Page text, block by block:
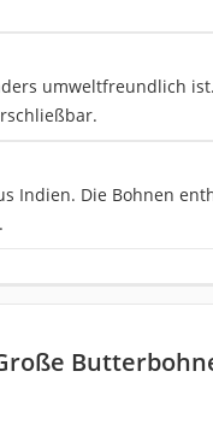
umweltfreundlich
Indien. Die Bohnen